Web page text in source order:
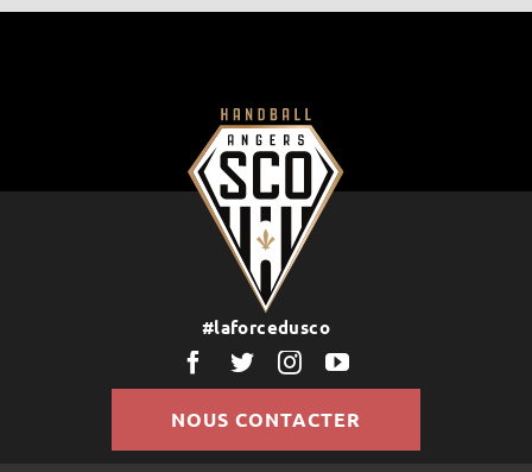
#laforcedusco
NOUS CONTACTER